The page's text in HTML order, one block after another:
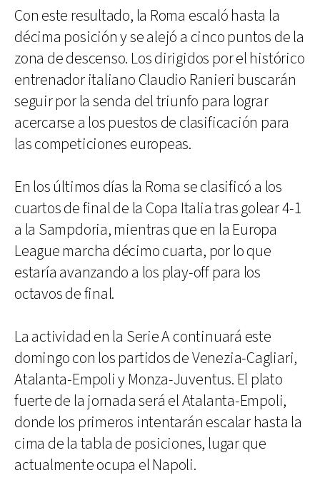
Con este resultado, la Roma escaló hasta la
décima posición y se alejó a cinco puntos de la
zona de descenso. Los dirigidos por el histórico
entrenador italiano Claudio Ranieri buscarán
seguir por la senda del triunfo para lograr
acercarse a los puestos de clasificación para
las competiciones europeas.
En los últimos días la Roma se clasificó a los
cuartos de final de la Copa Italia tras golear 4-1
a la Sampdoria, mientras que en la Europa
League marcha décimo cuarta, por lo que
estaría avanzando a los play-off para los
octavos de final.
La actividad en la Serie A continuará este
domingo con los partidos de Venezia-Cagliari,
Atalanta-Empoli y Monza-Juventus. El plato
fuerte de la jornada será el Atalanta-Empoli,
donde los primeros intentarán escalar hasta la
cima de la tabla de posiciones, lugar que
actualmente ocupa el Napoli.